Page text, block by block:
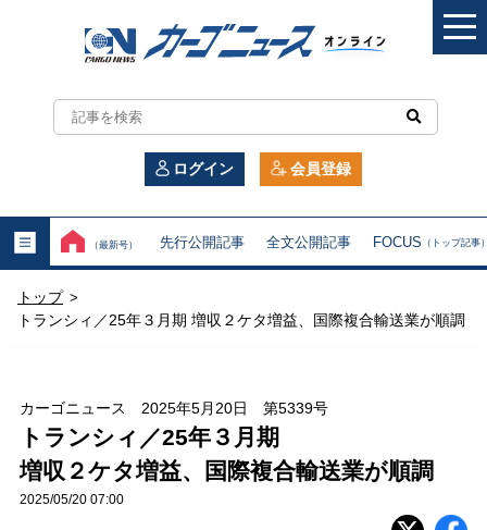
カ
ー
ニ
ュ
ー
オ
ン
ラ
ログイン 会員登録
（最新号） 先行公開記事 全文公開記事 FOCUS （トップ記事
トップ >
トランシィ／25年３月期 増収２ケタ増益、国際複合輸送業が順調
カーゴニュース 2025年5月20日 第5339号
トランシィ／25年３月期
増収２ケタ増益、国際複合輸送業が順調
2025/05/20 07:00